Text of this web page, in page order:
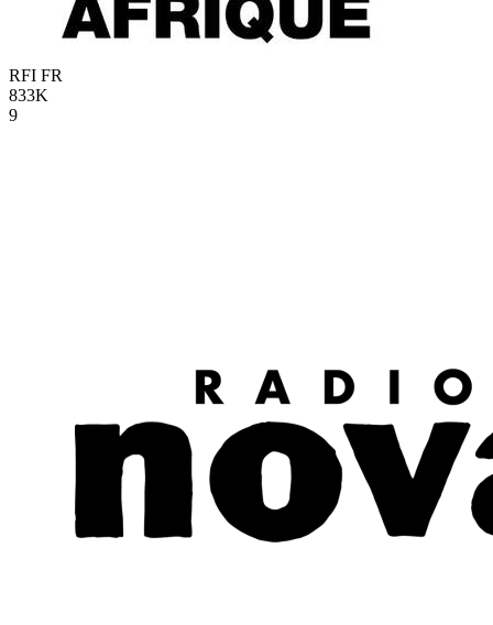
RFI FR
833K
9